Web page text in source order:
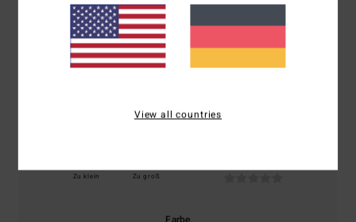
basierend auf1 verifizierten Bewertungenseit April 2026
0% unserer Kunden empfehlen dieses Produkt
Zu klein Zu groß
View all countries